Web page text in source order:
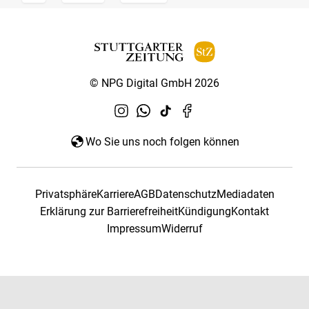
© NPG Digital GmbH 2026
Wo Sie uns noch folgen können
PrivatsphäreKarriereAGBDatenschutzMediadaten
Erklärung zur BarrierefreiheitKündigungKontakt
ImpressumWiderruf